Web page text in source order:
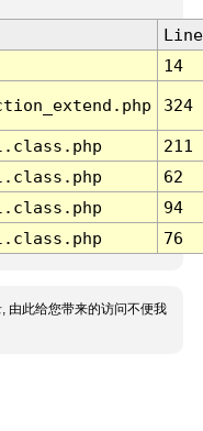
Line
14
324
211
62
94
76
由此给您带来的访问不便我